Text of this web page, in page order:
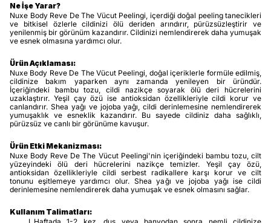
Ne İşe Yarar?
Nuxe Body Reve De The Vücut Peelingi, içerdiği doğal peeling tanecikleri
ve bitkisel özlerle cildinizi ölü deriden arındırır, pürüzsüzleştirir ve
yenilenmiş bir görünüm kazandırır. Cildinizi nemlendirerek daha yumuşak
ve esnek olmasına yardımcı olur.
Ürün Açıklaması:
Nuxe Body Reve De The Vücut Peelingi, doğal içeriklerle formüle edilmiş,
cildinize bakım yaparken aynı zamanda yenileyen bir üründür.
İçeriğindeki bambu tozu, cildi nazikçe soyarak ölü deri hücrelerini
uzaklaştırır. Yeşil çay özü ise antioksidan özellikleriyle cildi korur ve
canlandırır. Shea yağı ve jojoba yağı, cildi derinlemesine nemlendirerek
yumuşaklık ve esneklik kazandırır. Bu sayede cildiniz daha sağlıklı,
pürüzsüz ve canlı bir görünüme kavuşur.
Ürün Etki Mekanizması:
Nuxe Body Reve De The Vücut Peelingi'nin içeriğindeki bambu tozu, cilt
yüzeyindeki ölü deri hücrelerini nazikçe temizler. Yeşil çay özü,
antioksidan özellikleriyle cildi serbest radikallere karşı korur ve cilt
tonunu eşitlemeye yardımcı olur. Shea yağı ve jojoba yağı ise cildi
derinlemesine nemlendirerek daha yumuşak ve esnek olmasını sağlar.
Kullanım Talimatları: